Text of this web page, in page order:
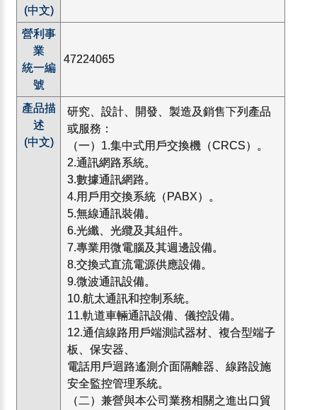
(中文)
營利事
業
統一編
號
47224065
產品描
述
(中文)
研究、設計、開發、製造及銷售下列產品
或服務：
（一）1.集中式用戶交換機（CRCS）。
2.通訊網路系統。
3.數據通訊網路。
4.用戶用交換系統（PABX）。
5.無線通訊裝備。
6.光纖、光纜及其組件。
7.專業用微電腦及其週邊設備。
8.交換式直流電源供應設備。
9.微波通訊設備。
10.航太通訊和控制系統。
11.軌道車輛通訊設備、儀控設備。
12.通信線路用戶端測試器材、複合型端子
板、保安器、
電話用戶迴路遙測介面隔離器、線路設施
安全監控管理系統。
（二）兼營與本公司業務相關之進出口貿